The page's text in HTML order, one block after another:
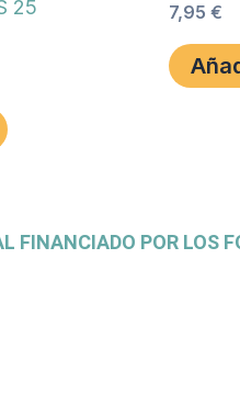
25
7,95 €
FINANCIADO POR LOS